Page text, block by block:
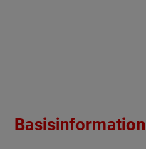
Basisinformation